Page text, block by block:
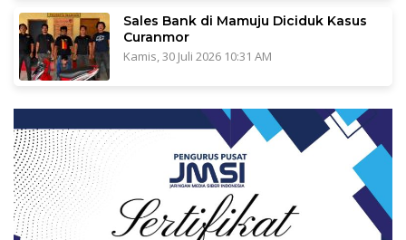
Sales Bank di Mamuju Diciduk Kasus
Curanmor
Kamis, 30 Juli 2026 10:31 AM